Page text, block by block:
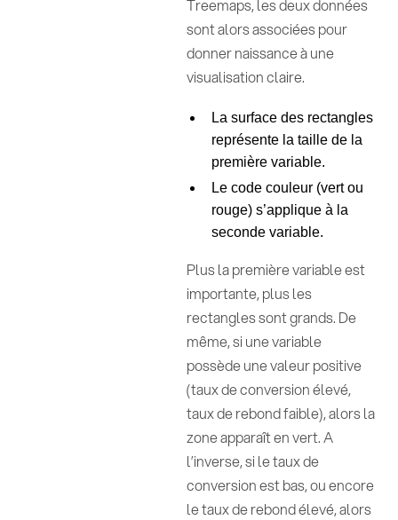
Treemaps, les deux données
sont alors associées pour
donner naissance à une
visualisation claire.
La surface des rectangles
représente la taille de la
première variable.
Le code couleur (vert ou
rouge) s’applique à la
seconde variable.
Plus la première variable est
importante, plus les
rectangles sont grands. De
même, si une variable
possède une valeur positive
(taux de conversion élevé,
taux de rebond faible), alors la
zone apparaît en vert. A
l’inverse, si le taux de
conversion est bas, ou encore
le taux de rebond élevé, alors